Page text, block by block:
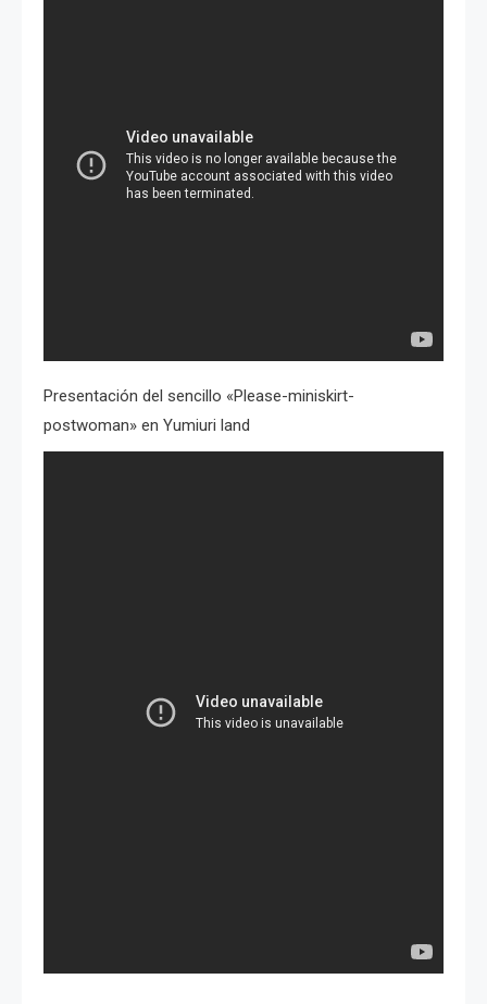
Presentación del sencillo «Please-miniskirt-
postwoman» en Yumiuri land